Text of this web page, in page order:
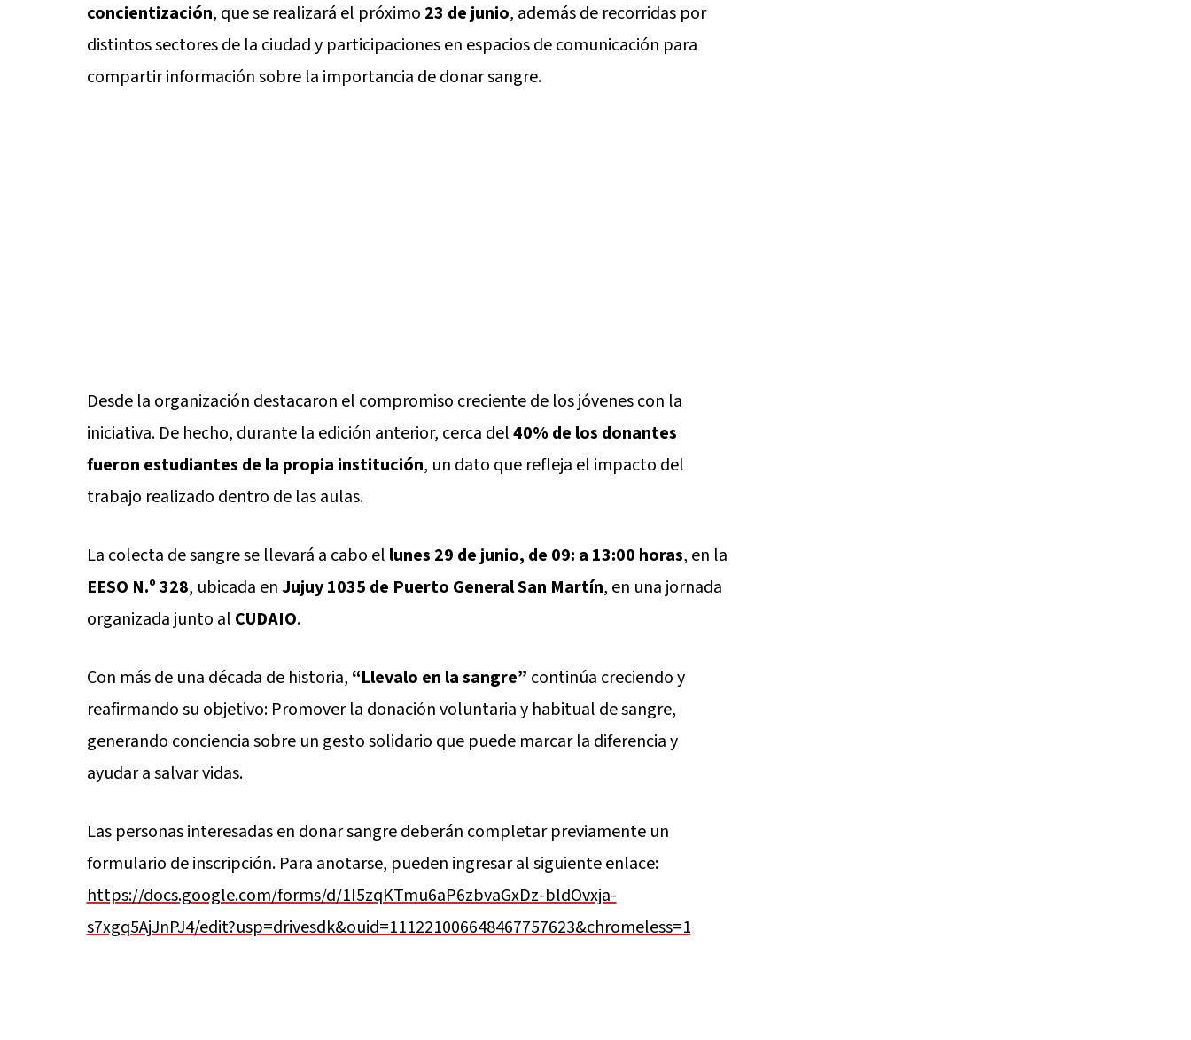
concientización, que se realizará el próximo 23 de junio, además de recorridas por
distintos sectores de la ciudad y participaciones en espacios de comunicación para
compartir información sobre la importancia de donar sangre.
Desde la organización destacaron el compromiso creciente de los jóvenes con la
iniciativa. De hecho, durante la edición anterior, cerca del40% de los donantes
fueron estudiantes de la propia institución, un dato que refleja el impacto del
trabajo realizado dentro de las aulas.
La colecta de sangre se llevará a cabo el lunes 29 de junio, de 09: a 13:00 horas, en la
EESO N.º 328, ubicada enJujuy 1035 de Puerto General San Martín, en una jornada
organizada junto al CUDAIO.
Con más de una década de historia, “Llevalo en la sangre” continúa creciendo y
reafirmando su objetivo: Promover la donación voluntaria y habitual de sangre,
generando conciencia sobre un gesto solidario que puede marcar la diferencia y
ayudar a salvar vidas.
Las personas interesadas en donar sangre deberán completar previamente un
formulario de inscripción. Para anotarse, pueden ingresar al siguiente enlace:
https://docs.google.com/forms/d/1I5zqKTmu6aP6zbvaGxDz-bldOvxja-
s7xgq5AjJnPJ4/edit?usp=drivesdk&ouid=111221006648467757623&chromeless=1